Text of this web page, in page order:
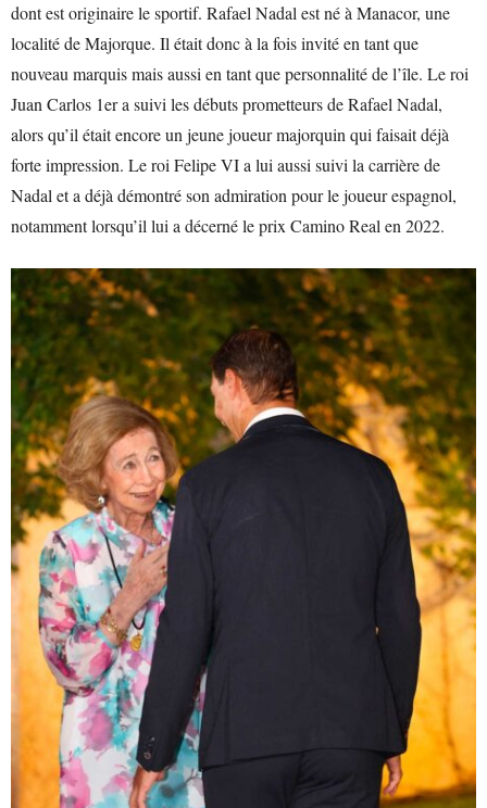
dont est originaire le sportif. Rafael Nadal est né à Manacor, une
localité de Majorque. Il était donc à la fois invité en tant que
nouveau marquis mais aussi en tant que personnalité de l’île. Le roi
Juan Carlos 1er a suivi les débuts prometteurs de Rafael Nadal,
alors qu’il était encore un jeune joueur majorquin qui faisait déjà
forte impression. Le roi Felipe VI a lui aussi suivi la carrière de
Nadal et a déjà démontré son admiration pour le joueur espagnol,
notamment lorsqu’il lui a décerné le prix Camino Real en 2022.